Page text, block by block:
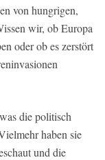
von hungrigen,
wir, ob Europa
oder ob es zerstört
die politisch
haben sie
und die